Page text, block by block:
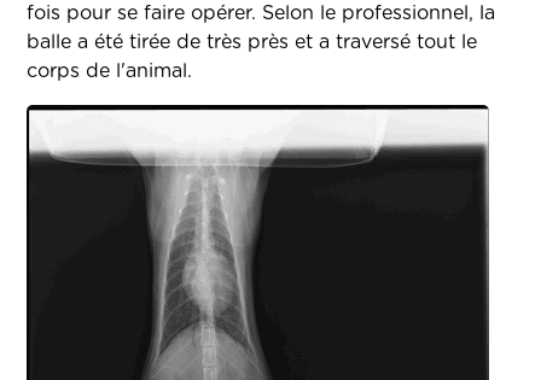
fois pour se faire opérer. Selon le professionnel, la
balle a été tirée de très près et a traversé tout le
corps de l'animal.